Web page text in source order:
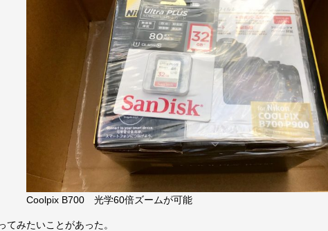
Coolpix B700 光学60倍ズームが可能
てみたいことがあった。